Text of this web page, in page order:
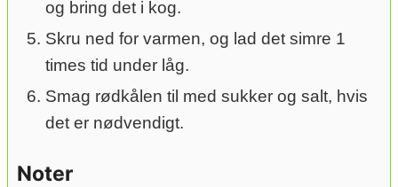
og bring det i kog.
Skru ned for varmen, og lad det simre 1
times tid under låg.
Smag rødkålen til med sukker og salt, hvis
det er nødvendigt.
Noter